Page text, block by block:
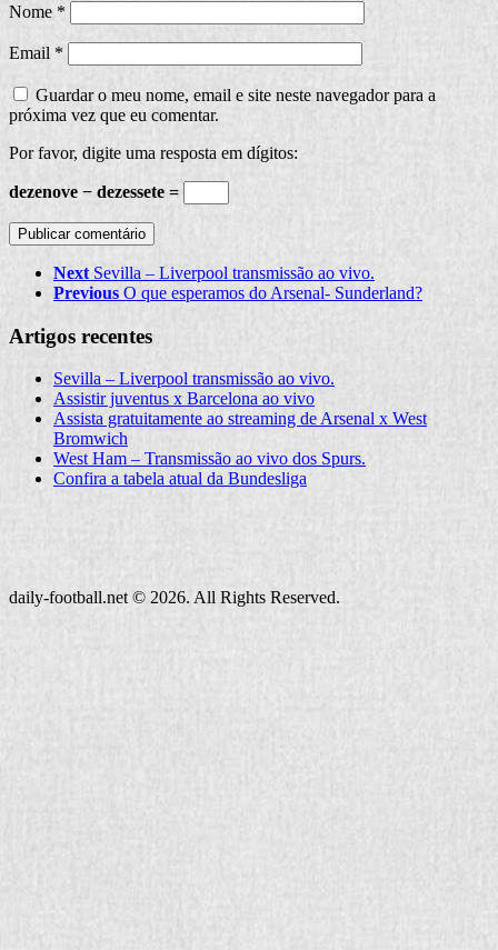
Nome *
Email *
Guardar o meu nome, email e site neste navegador para a
próxima vez que eu comentar.
Por favor, digite uma resposta em dígitos:
dezenove − dezessete =
Next Sevilla – Liverpool transmissão ao vivo.
Previous O que esperamos do Arsenal- Sunderland?
Artigos recentes
Sevilla – Liverpool transmissão ao vivo.
Assistir juventus x Barcelona ao vivo
Assista gratuitamente ao streaming de Arsenal x West
Bromwich
West Ham – Transmissão ao vivo dos Spurs.
Confira a tabela atual da Bundesliga
daily-football.net © 2026. All Rights Reserved.